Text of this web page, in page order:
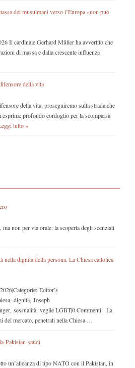
dei musulmani verso l’Europa «non può
Il cardinale Gerhard Müller ha avvertito che
di massa e dalla crescente influenza
della vita
della vita, proseguiremo sulla strada che
profondo cordoglio per la scomparsa
tutto »
non per via orale: la scoperta degli scenziati
nella dignità della persona. La Chiesa cattolica
Editor’s
dignità, Joseph
sessualità, veglie LGBT|0 Commenti La
del mercato, penetrati nella Chiesa …
Pakistan-saudi
un’alleanza di tipo NATO con il Pakistan, in